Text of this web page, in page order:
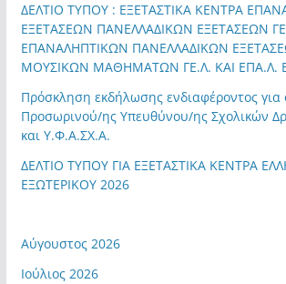
ΔΕΛΤΙΟ ΤΥΠΟΥ : ΕΞΕΤΑΣΤΙΚΑ ΚΕΝΤΡΑ
ΕΞΕΤΑΣΕΩΝ ΠΑΝΕΛΛΑΔΙΚΩΝ ΕΞΕΤΑΣΕΩΝ
ΕΠΑΝΑΛΗΠΤΙΚΩΝ ΠΑΝΕΛΛΑΔΙΚΩΝ
ΜΟΥΣΙΚΩΝ ΜΑΘΗΜΑΤΩΝ ΓΕ.Λ. ΚΑΙ ΕΠΑ.Λ.
Πρόσκληση εκδήλωσης ενδιαφέροντος για
Προσωρινού/ης Υπευθύνου/ης Σχολικών
και Υ.Φ.Α.ΣΧ.Α.
ΔΕΛΤΙΟ ΤΥΠΟΥ ΓΙΑ ΕΞΕΤΑΣΤΙΚΑ ΚΕΝΤΡΑ
ΕΞΩΤΕΡΙΚΟΥ 2026
Αύγουστος 2026
Ιούλιος 2026